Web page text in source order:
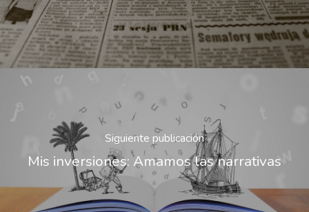
Siguiente publicación
Mis inversiones: Amamos las narrativas